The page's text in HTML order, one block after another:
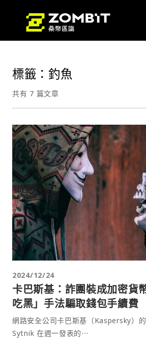
標籤：釣魚
共有 7 篇文章
2024/12/24
卡巴斯基：詐團裝成加密貨
吃黑」手法騙取錢包手續費
網路安全公司卡巴斯基（Kaspersky）
Sytnik 在週一發表的⋯